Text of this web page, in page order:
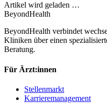
Artikel wird geladen …
BeyondHealth
BeyondHealth verbindet
Kliniken über einen
Beratung.
Für Ärzt:innen
Stellenmarkt
Karrieremanagement